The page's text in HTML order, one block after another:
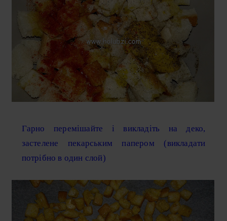
Гарно перемішайте і викладіть на деко,
застелене пекарським папером (викладати
потрібно в один слой)